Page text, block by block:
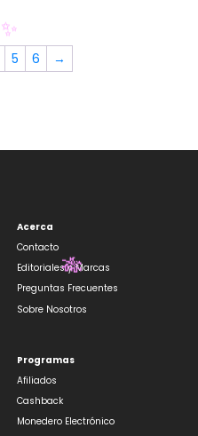
5 6 →
Acerca
Contacto
Editoriales y Marcas
Preguntas Frecuentes
Sobre Nosotros
Programas
Afiliados
Cashback
Monedero Electrónico
🎋
✨